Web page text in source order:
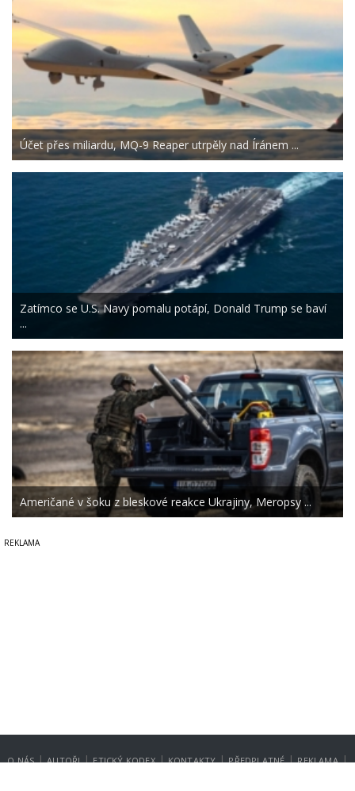
Účet přes miliardu, MQ-9 Reaper utrpěly nad Íránem ...
Zatímco se U.S. Navy pomalu potápí, Donald Trump se baví
...
Američané v šoku z bleskové reakce Ukrajiny, Meropsy ...
O NÁS | AUTOŘI | ETICKÝ KODEX | KONTAKTY | PŘEDPLATNÉ | REKLAMA |